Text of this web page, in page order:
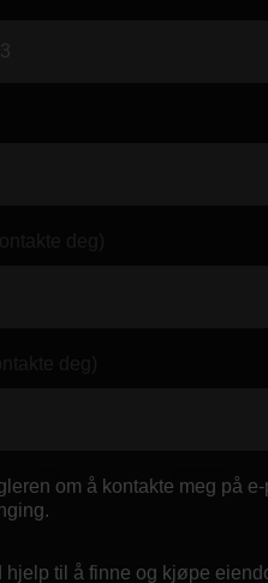
om å kontakte meg på
hjelp til å finne og kjøpe